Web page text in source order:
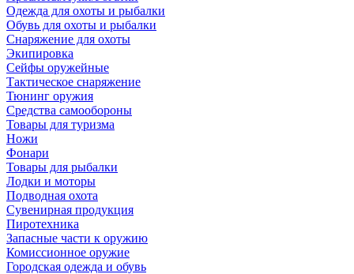
Одежда для охоты и рыбалки
Обувь для охоты и рыбалки
Снаряжение для охоты
Экипировка
Сейфы оружейные
Тактическое снаряжение
Тюнинг оружия
Средства самообороны
Товары для туризма
Ножи
Фонари
Товары для рыбалки
Лодки и моторы
Подводная охота
Сувенирная продукция
Пиротехника
Запасные части к оружию
Комиссионное оружие
Городская одежда и обувь